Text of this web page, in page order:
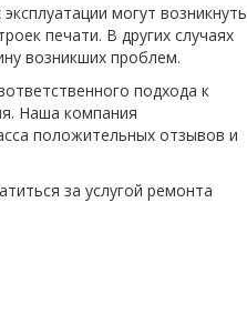
могут возникнуть
печати. В других случаях
возникших проблем.
подхода к
Наша компания
положительных отзывов и
за услугой ремонта